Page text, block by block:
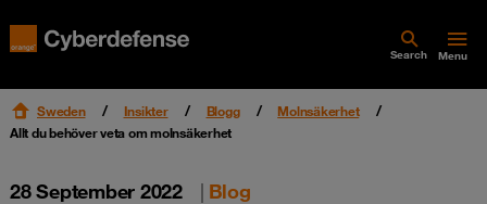
Search Menu
Sweden Insikter Blogg
Molnsäkerhet
Allt du behöver veta om molnsäkerhet
28 September 2022 | Blog